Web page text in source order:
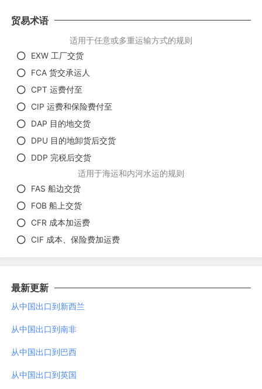
贸易术语
适用于任意或多重运输方式的规则
EXW 工厂交货
FCA 货交承运人
CPT 运费付至
CIP 运费和保险费付至
DAP 目的地交货
DPU 目的地卸货后交货
DDP 完税后交货
适用于海运和内河水运的规则
FAS 船边交货
FOB 船上交货
CFR 成本加运费
CIF 成本、保险费加运费
最新更新
从中国出口到新西兰
从中国出口到南非
从中国出口到巴西
从中国出口到英国